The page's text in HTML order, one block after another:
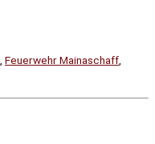
Feuerwehr Mainaschaff